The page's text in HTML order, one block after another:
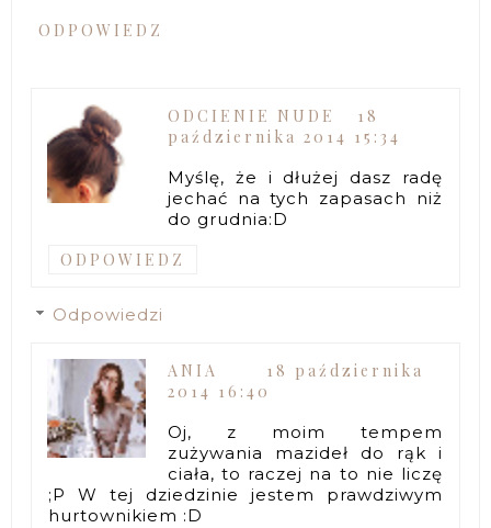
ODPOWIEDZ
ODCIENIE NUDE
18
października 2014 15:34
Myślę, że i dłużej dasz radę
jechać na tych zapasach niż
do grudnia:D
ODPOWIEDZ
Odpowiedzi
ANIA
18 października
2014 16:40
Oj, z moim tempem
zużywania mazideł do rąk i
ciała, to raczej na to nie liczę
;P W tej dziedzinie jestem prawdziwym
hurtownikiem :D